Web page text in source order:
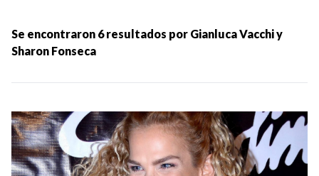
MÁS RECIENTES
Se encontraron 6 resultados por Gianluca Vacchi y
Sharon Fonseca